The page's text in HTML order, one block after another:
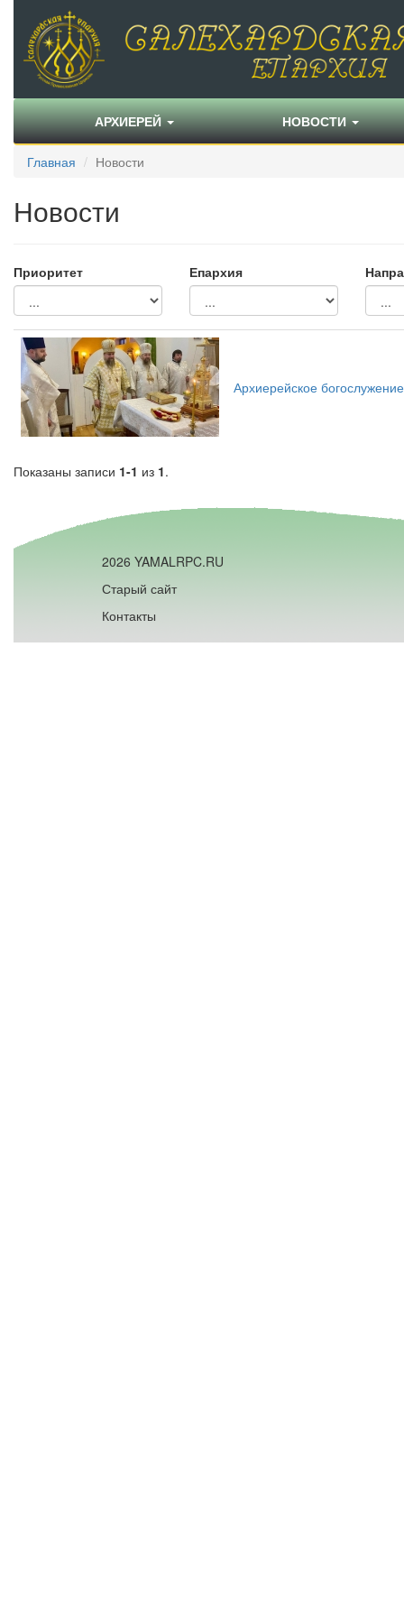
АРХИЕРЕЙ НОВОСТИ
Главная Новости
Новости
Приоритет Епархия
Архиерейское
Показаны записи 1-1 из 1.
2026 YAMALRPC.RU
Старый сайт
Контакты